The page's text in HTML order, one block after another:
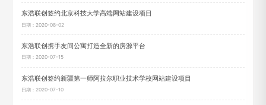
东浩联创签约北京科技大学高端网站建设项目
日期：2020-08-02
东浩联创携手友间公寓打造全新的房源平台
日期：2020-07-15
东浩联创签约新疆第一师阿拉尔职业技术学校网站建设项目
日期：2020-07-10